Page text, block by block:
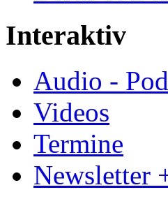
Interaktiv
Audio -
Videos
Termine
Newsletter